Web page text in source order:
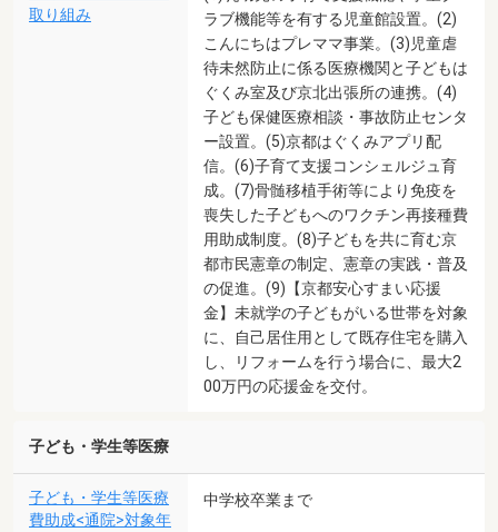
取り組み
ラブ機能等を有する児童館設置。(2)
こんにちはプレママ事業。(3)児童虐
待未然防止に係る医療機関と子どもは
ぐくみ室及び京北出張所の連携。(4)
子ども保健医療相談・事故防止センタ
ー設置。(5)京都はぐくみアプリ配
信。(6)子育て支援コンシェルジュ育
成。(7)骨髄移植手術等により免疫を
喪失した子どもへのワクチン再接種費
用助成制度。(8)子どもを共に育む京
都市民憲章の制定、憲章の実践・普及
の促進。(9)【京都安心すまい応援
金】未就学の子どもがいる世帯を対象
に、自己居住用として既存住宅を購入
し、リフォームを行う場合に、最大2
00万円の応援金を交付。
子ども・学生等医療
子ども・学生等医療
費助成<通院>対象年
中学校卒業まで